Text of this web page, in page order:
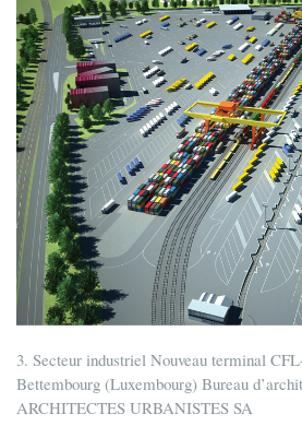
3. Secteur industriel Nouveau terminal
Bettembourg (Luxembourg) Bureau
ARCHITECTES URBANISTES SA